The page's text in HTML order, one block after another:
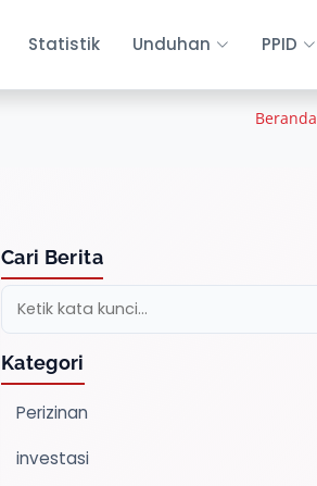
Beranda
Statistik Unduhan PPID
Cari Berita
Kategori
Perizinan
investasi